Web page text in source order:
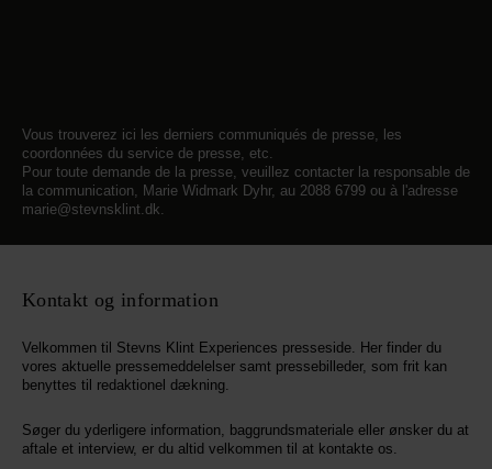
Vous trouverez ici les derniers communiqués de presse, les
coordonnées du service de presse, etc.
Pour toute demande de la presse, veuillez contacter la responsable de
la communication, Marie Widmark Dyhr, au 2088 6799 ou à l'adresse
marie@stevnsklint.dk.
Kontakt og information
Velkommen til Stevns Klint Experiences presseside. Her finder du
vores aktuelle pressemeddelelser samt pressebilleder, som frit kan
benyttes til redaktionel dækning.
Søger du yderligere information, baggrundsmateriale eller ønsker du at
aftale et interview, er du altid velkommen til at kontakte os.